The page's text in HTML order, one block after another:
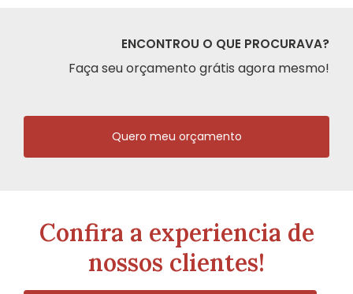
ENCONTROU O QUE PROCURAVA?
Faça seu orçamento grátis agora mesmo!
Quero meu orçamento
Confira a experiencia de
nossos clientes!